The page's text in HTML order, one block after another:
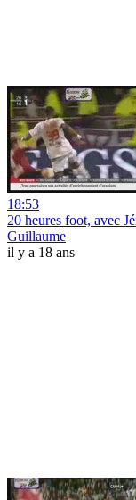
18:53
20 heures foot, avec
Guillaume
il y a 18 ans